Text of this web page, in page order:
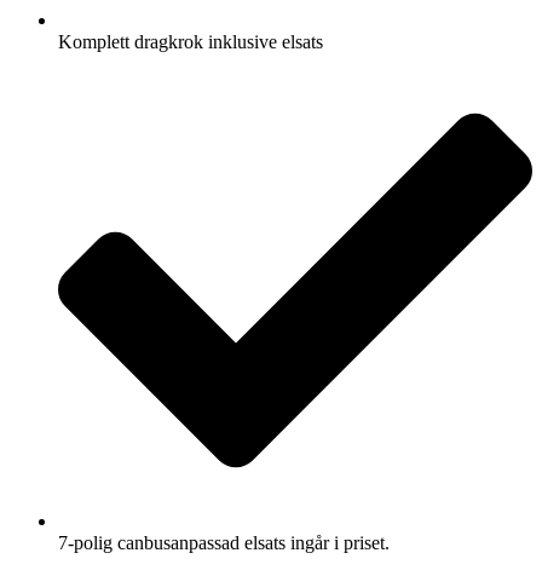
Komplett dragkrok inklusive elsats
7-polig canbusanpassad elsats ingår i priset.